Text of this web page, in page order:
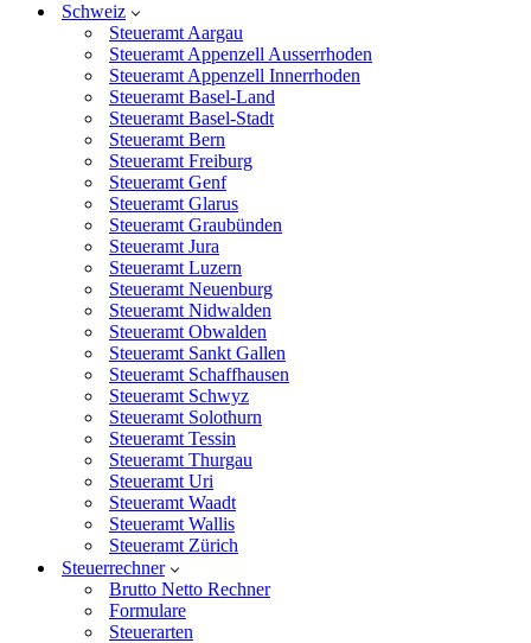
Schweiz
Steueramt Aargau
Steueramt Appenzell Ausserrhoden
Steueramt Appenzell Innerrhoden
Steueramt Basel-Land
Steueramt Basel-Stadt
Steueramt Bern
Steueramt Freiburg
Steueramt Genf
Steueramt Glarus
Steueramt Graubünden
Steueramt Jura
Steueramt Luzern
Steueramt Neuenburg
Steueramt Nidwalden
Steueramt Obwalden
Steueramt Sankt Gallen
Steueramt Schaffhausen
Steueramt Schwyz
Steueramt Solothurn
Steueramt Tessin
Steueramt Thurgau
Steueramt Uri
Steueramt Waadt
Steueramt Wallis
Steueramt Zürich
Steuerrechner
Brutto Netto Rechner
Formulare
Steuerarten